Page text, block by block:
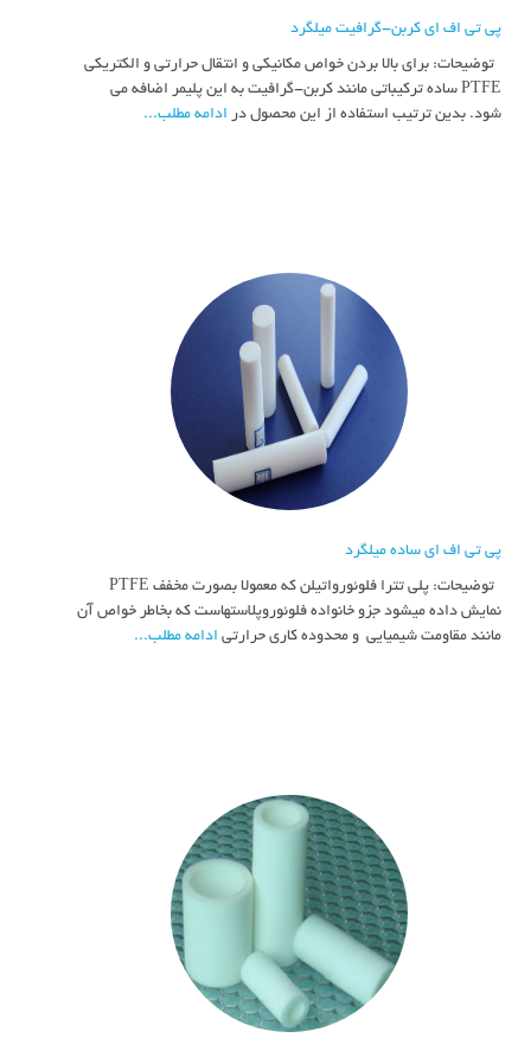
پی تی اف ای کربن-گرافیت میلگرد
توضیحات: برای بالا بردن خواص مکانیکی و انتقال حرارتی و الکتریکی
PTFE ساده ترکیباتی مانند کربن-گرافیت به این پلیمر اضافه می
شود. بدین ترتیب استفاده از این محصول در ادامه مطلب...
پی تی اف ای ساده میلگرد
توضیحات: پلي تترا فلوئورواتيلن كه معمولا بصورت مخفف PTFE
نمايش داده ميشود جزو خانواده فلوئوروپلاستهاست كه بخاطر خواص آن
مانند مقاومت شيميايي و محدوده كاري حرارتي ادامه مطلب...